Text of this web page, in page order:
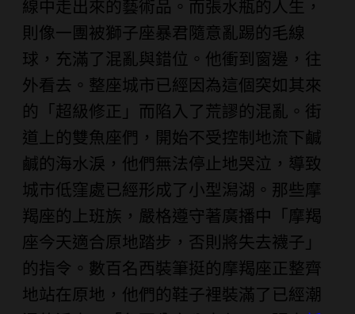
線中走出來的藝術品。而張水瓶的人生，
則像一團被獅子座暴君隨意亂踢的毛線
球，充滿了混亂與錯位。他衝到窗邊，往
外看去。整座城市已經因為這個突如其來
的「超級修正」而陷入了荒謬的混亂。街
道上的雙魚座們，開始不受控制地流下鹹
鹹的海水淚，他們無法停止地哭泣，導致
城市低窪處已經形成了小型潟湖。那些摩
羯座的上班族，嚴格遵守著廣播中「摩羯
座今天適合原地踏步，否則將失去襪子」
的指令。數百名西裝筆挺的摩羯座正整齊
地站在原地，他們的鞋子裡裝滿了已經潮